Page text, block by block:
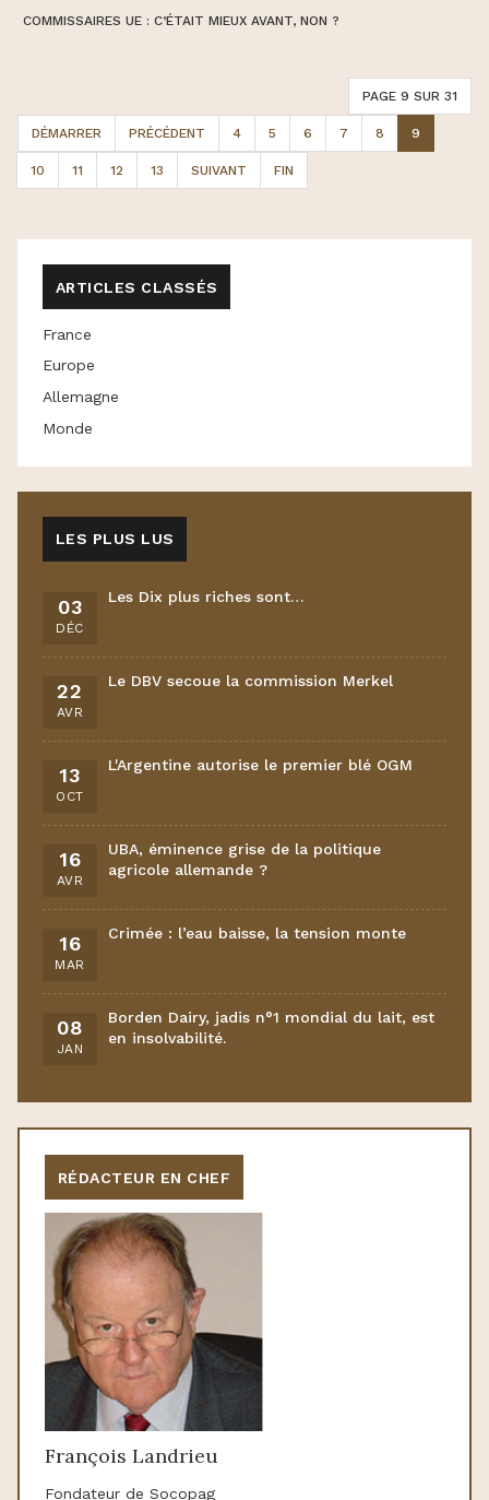
COMMISSAIRES UE : C’ÉTAIT MIEUX AVANT, NON ?
PAGE 9 SUR 31
DÉMARRER PRÉCÉDENT 4 5 6 7 8 9
10 11 12 13 SUIVANT FIN
ARTICLES CLASSÉS
France
Europe
Allemagne
Monde
LES PLUS LUS
03
DÉC
Les Dix plus riches sont…
22
AVR
Le DBV secoue la commission Merkel
13
OCT
L'Argentine autorise le premier blé OGM
16
AVR
UBA, éminence grise de la politique
agricole allemande ?
16
MAR
Crimée : l’eau baisse, la tension monte
08
JAN
Borden Dairy, jadis n°1 mondial du lait, est
en insolvabilité.
RÉDACTEUR EN CHEF
François Landrieu
Fondateur de Socopag